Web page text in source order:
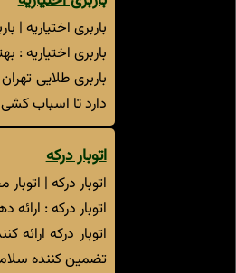
باربری اختیاریه |
باربری اختیاریه
باربری طلایی
دارد تا اسباب کشی
اتوبار درکه
اتوبار درکه | اتوبار
اتوبار درکه :
اتوبار درکه
تضمین کننده